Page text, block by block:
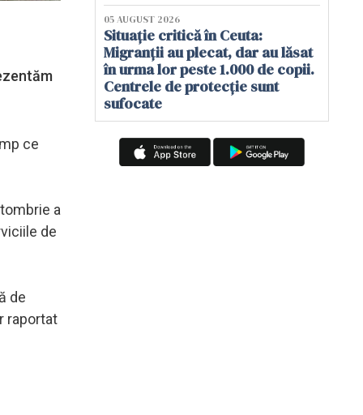
ce
a
de
de
raportat
05 AUGUST 2026
Situație critică în Ceuta:
Migranții au plecat, dar au lăsat
în urma lor peste 1.000 de copii.
Centrele de protecție sunt
sufocate